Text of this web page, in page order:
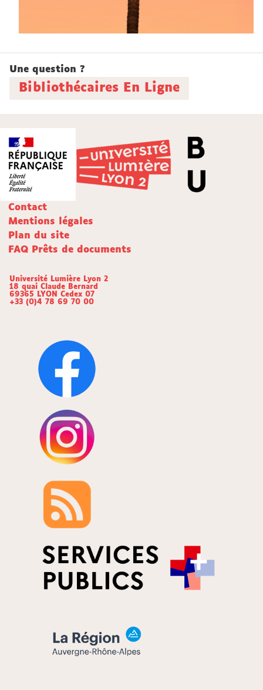
Une question ?
Bibliothécaires En Ligne
Contact
Mentions légales
Plan du site
FAQ Prêts de documents
Université Lumière Lyon 2
18 quai Claude Bernard
69365 LYON Cedex 07
+33 (0)4 78 69 70 00